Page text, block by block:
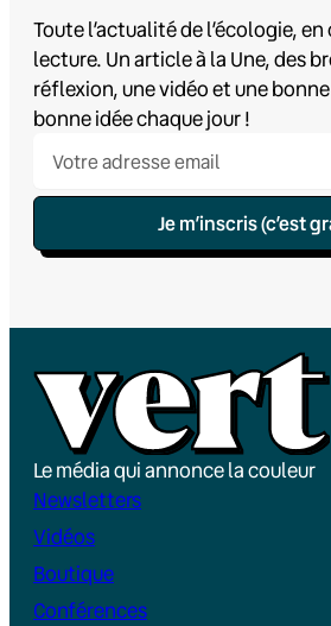
Toute l’actualité de l’écologie,
lecture. Un article à la Une, des
réflexion, une vidéo et une
bonne idée chaque jour !
Je m’inscris (c’est
Le média qui annonce la couleur
Newsletters
Vidéos
Boutique
Conférences